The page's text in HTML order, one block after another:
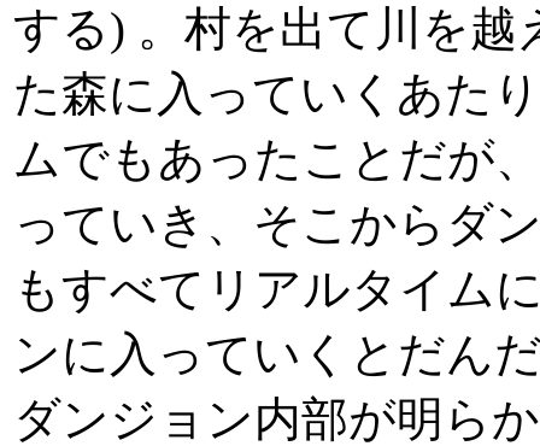
する) 。村を出て川を
た森に入っていくあた
ムでもあったことだが
っていき、そこからダ
もすべてリアルタイム
ンに入っていくとだん
ダンジョン内部が明ら